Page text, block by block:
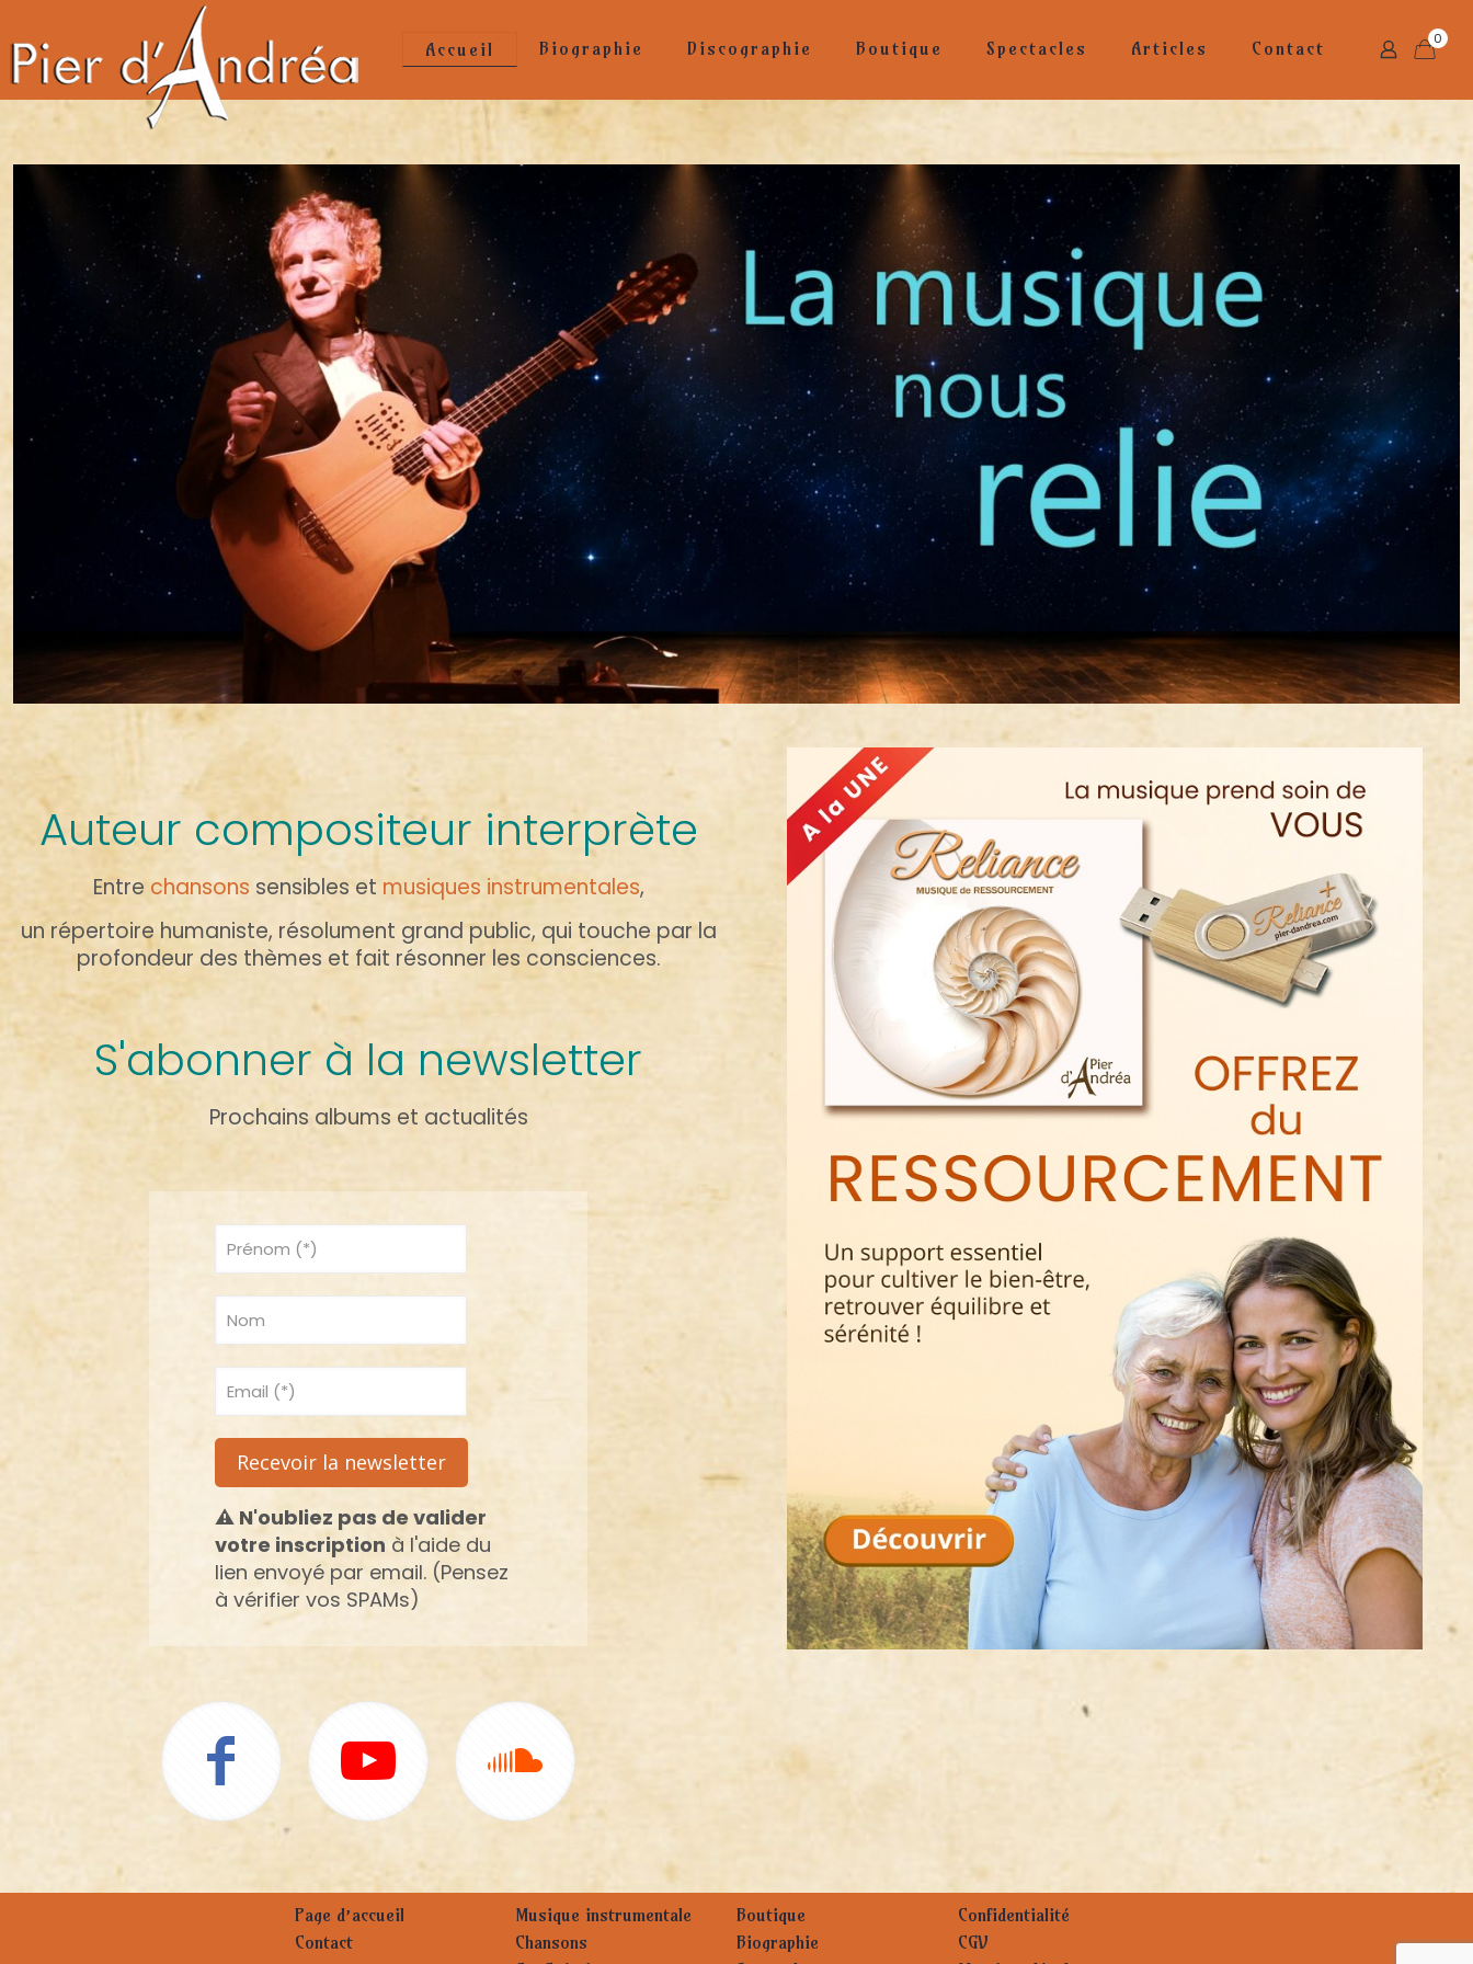
Accueil Biographie Discographie Boutique Spectacles Articles Contact 0
Auteur compositeur interprète
Entre chansons sensibles et musiques instrumentales,
un répertoire humaniste, résolument grand public, qui touche par la
profondeur des thèmes et fait résonner les consciences.
S'abonner à la newsletter
Prochains albums et actualités
⚠ N'oubliez pas de valider
votre inscription à l'aide du
lien envoyé par email. (Pensez
à vérifier vos SPAMs)
Page d’accueil
Contact
Musique instrumentale
Chansons
Boutique
Biographie
Confidentialité
CGV